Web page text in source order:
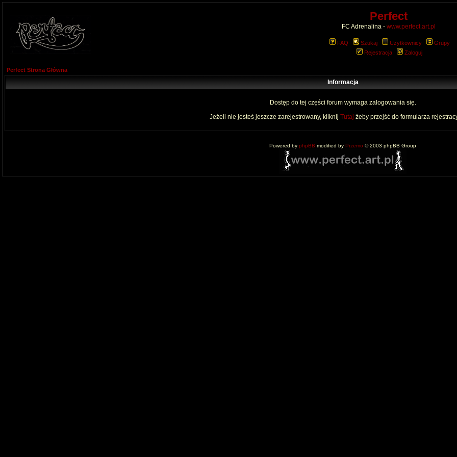
Perfect
FC Adrenalina - www.perfect.art.pl
FAQ Szukaj Użytkownicy
Grupy
Rejestracja
Zaloguj
Perfect Strona Główna
Informacja
Dostęp do tej części forum wymaga zalogowania się.
Jeżeli nie jesteś jeszcze zarejestrowany, kliknij Tutaj żeby przejść do formularza
Powered by phpBB modified by Przemo © 2003 phpBB Group